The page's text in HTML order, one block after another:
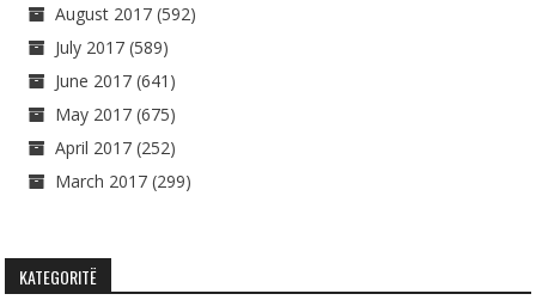
August 2017 (592)
July 2017 (589)
June 2017 (641)
May 2017 (675)
April 2017 (252)
March 2017 (299)
KATEGORITË